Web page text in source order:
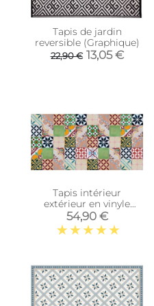
Tapis de jardin
reversible (Graphique)
22,90 € 13,05 €
Tapis intérieur
extérieur en vinyle
mosaique (140 x 70
cm)
54,90 €